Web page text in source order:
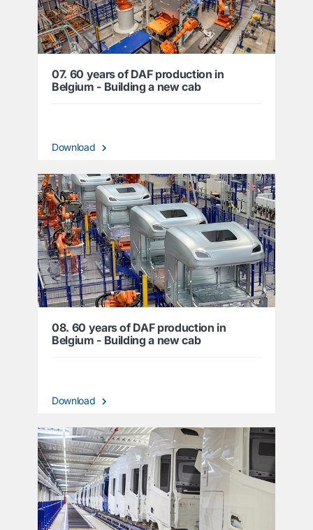
07. 60 years of DAF production in
Belgium - Building a new cab
Download
08. 60 years of DAF production in
Belgium - Building a new cab
Download